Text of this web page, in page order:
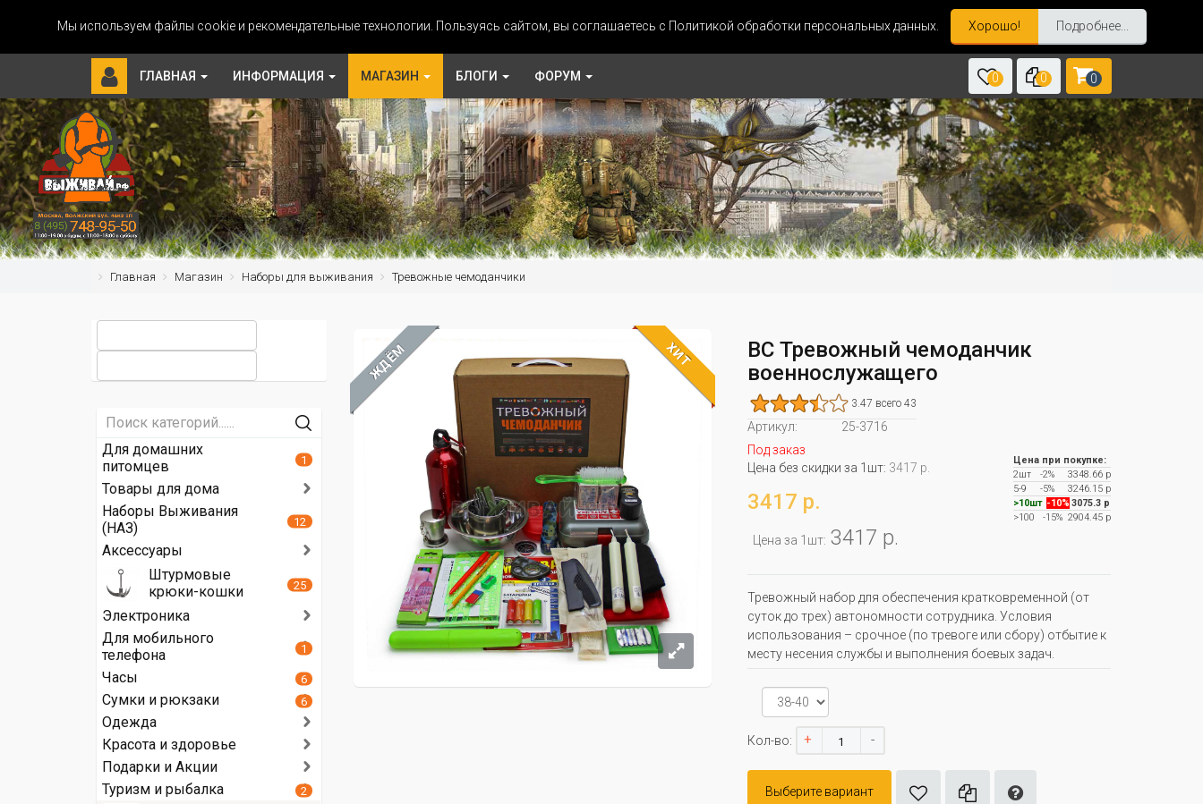
Мы используем файлы cookie и рекомендательные технологии. Пользуясь сайтом, вы соглашаетесь с Политикой обработки персональных данных. Хорошо! Подробнее...
ГЛАВНАЯ ИНФОРМАЦИЯ МАГАЗИН БЛОГИ ФОРУМ 0 0 0
Главная Магазин Наборы для выживания Тревожные чемоданчики
ЖДЁМ ХИТ
ВС Тревожный чемоданчик
военнослужащего
3.47 всего 43
Артикул:
25-3716
Под заказ
Цена без скидки за 1шт: 3417 р.
3417 р.
Цена за 1шт: 3417 р.
Цена при покупке:
2шт
-2%
3348.66 р
5-9
-5%
3246.15 р
>10шт -10% 3075.3 р
>100
-15%2904.45 р
Тревожный набор для обеспечения кратковременной (от
суток до трех) автономности сотрудника. Условия
использования – срочное (по тревоге или сбору) отбытие к
месту несения службы и выполнения боевых задач.
Кол-во: + -
Выберите вариант
Для домашних
питомцев
1
Товары для дома
Наборы Выживания
(НАЗ)
12
Аксессуары
Штурмовые
крюки-кошки
25
Электроника
Для мобильного
телефона
1
Часы 6
Сумки и рюкзаки 6
Одежда
Красота и здоровье
Подарки и Акции
Туризм и рыбалка
2